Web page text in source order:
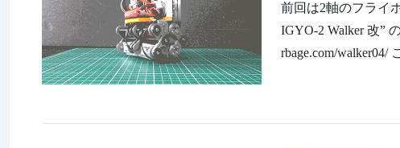
前回は2軸のフライ
IGYO-2 Walker 改”
rbage.com/